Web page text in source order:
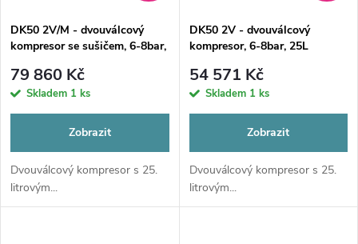
p
r
o
d
u
s
p
r
o
d
u
DK50 2V/M - dvouválcový
kompresor se sušičem, 6-8bar,
79 860 Kč
Skladem 1 ks
Zobrazit
Dvouválcový kompresor s 25.
litrovým...
DK50 2V - dvouválcový
kompresor, 6-8bar, 25L
54 571 Kč
Skladem 1 ks
Zobrazit
Dvouválcový kompresor s 25.
litrovým...